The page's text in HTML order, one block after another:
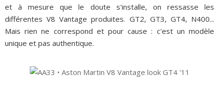
et à mesure que le doute s'installe, on ressasse les
différentes V8 Vantage produites. GT2, GT3, GT4, N400...
Mais rien ne correspond et pour cause : c'est un modèle
unique et pas authentique.